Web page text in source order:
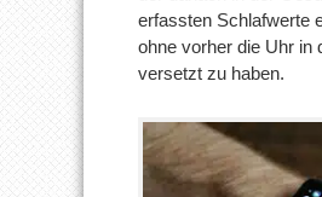
erfassten Schlafwerte
ohne vorher die Uhr in
versetzt zu haben.